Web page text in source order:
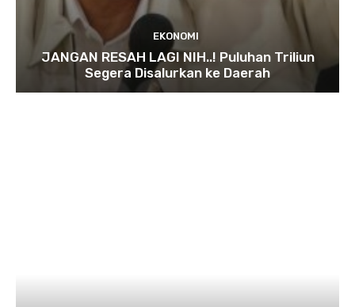
EKONOMI
JANGAN RESAH LAGI NIH..! Puluhan Triliun
Segera Disalurkan ke Daerah